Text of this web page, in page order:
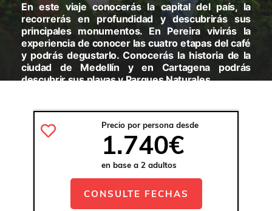
En este viaje conocerás la capital del país, la
recorrerás en profundidad y descubrirás sus
principales monumentos. En Pereira vivirás la
experiencia de conocer las cuatro etapas del café
y podrás degustarlo. Conocerás la historia de la
ciudad de Medellín y en Cartagena podrás
descubrir sus playas y Parques Naturales.
CARTAGENA – ISLA DEL ROSARIO – ISLA SAN PEDRO DE
MAJAGUA
Precio por persona desde
1.740€
en base a 2 adultos
CONSULTE FECHAS